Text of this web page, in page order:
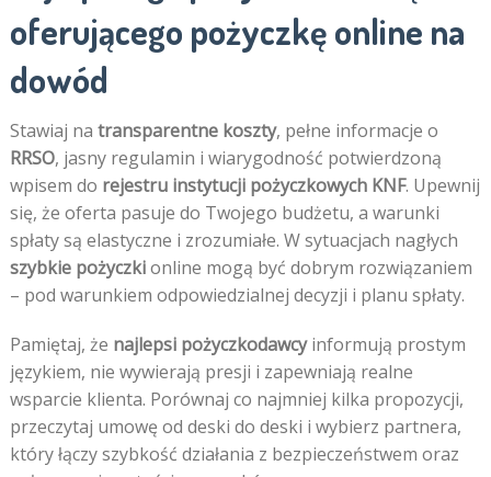
oferującego pożyczkę online na
dowód
Stawiaj na transparentne koszty, pełne informacje o
RRSO, jasny regulamin i wiarygodność potwierdzoną
wpisem do rejestru instytucji pożyczkowych KNF. Upewnij
się, że oferta pasuje do Twojego budżetu, a warunki
spłaty są elastyczne i zrozumiałe. W sytuacjach nagłych
szybkie pożyczkionline mogą być dobrym rozwiązaniem
– pod warunkiem odpowiedzialnej decyzji i planu spłaty.
Pamiętaj, że najlepsi pożyczkodawcyinformują prostym
językiem, nie wywierają presji i zapewniają realne
wsparcie klienta. Porównaj co najmniej kilka propozycji,
przeczytaj umowę od deski do deski i wybierz partnera,
który łączy szybkość działania z bezpieczeństwem oraz